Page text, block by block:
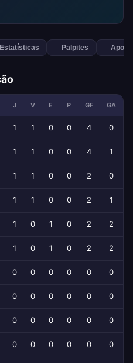
Estatísticas Palpites
J V E P GF GA
1 1 0 0 4 0
1 1 0 0 4 1
1 1 0 0 2 0
1 1 0 0 2 1
1 0 1 0 2 2
1 0 1 0 2 2
0 0 0 0 0 0
0 0 0 0 0 0
0 0 0 0 0 0
0 0 0 0 0 0